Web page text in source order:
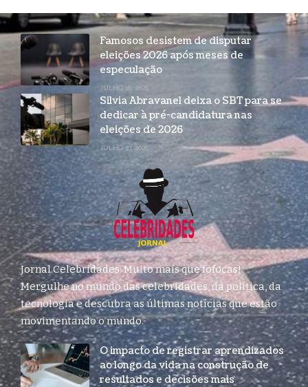
Famosos desistem de disputar
eleições 2026 após meses de
especulação
JULHO 16, 2026
Silvia Abravanel deixa o SBT para se
dedicar à pré-candidatura nas
eleições de 2026
JULHO 27, 2026
Jornal Celebridades: Muito mais que fofocas!
Mergulhe no mundo das celebridades, da política, da
tecnologia e descubra as últimas notícias que estão
movimentando o mundo.
O impacto de registrar aprendizados
ao longo da vida na construção de
resultados e decisões mais